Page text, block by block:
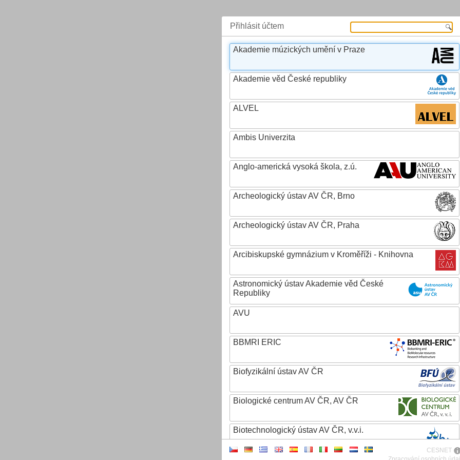
Přihlásit účtem
Akademie múzických umění v Praze
Akademie věd České republiky
ALVEL
Ambis Univerzita
Anglo-americká vysoká škola, z.ú.
Archeologický ústav AV ČR, Brno
Archeologický ústav AV ČR, Praha
Arcibiskupské gymnázium v Kroměříži - Knihovna
Astronomický ústav Akademie věd České
Republiky
AVU
BBMRI ERIC
Biofyzikální ústav AV ČR
Biologické centrum AV ČR, AV ČR
Biotechnologický ústav AV ČR, v.v.i.
CESNET